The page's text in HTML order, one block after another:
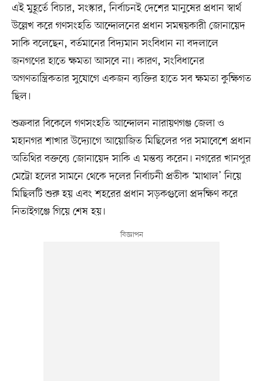
এই মুহূর্তে বিচার, সংস্কার, নির্বাচনই দেশের মানুষের প্রধান স্বার্থ
উল্লেখ করে গণসংহতি আন্দোলনের প্রধান সমন্বয়কারী জোনায়েদ
সাকি বলেছেন, বর্তমানের বিদ্যমান সংবিধান না বদলালে
জনগণের হাতে ক্ষমতা আসবে না। কারণ, সংবিধানের
অগণতান্ত্রিকতার সুযোগে একজন ব্যক্তির হাতে সব ক্ষমতা কুক্ষিগত
ছিল।
শুক্রবার বিকেলে গণসংহতি আন্দোলন নারায়ণগঞ্জ জেলা ও
মহানগর শাখার উদ্যোগে আয়োজিত মিছিলের পর সমাবেশে প্রধান
অতিথির বক্তব্যে জোনায়েদ সাকি এ মন্তব্য করেন। ​নগরের খানপুর
মেট্রো হলের সামনে থেকে দলের নির্বাচনী প্রতীক ‘মাথাল’ নিয়ে
মিছিলটি শুরু হয় এবং শহরের প্রধান সড়কগুলো প্রদক্ষিণ করে
নিতাইগঞ্জে গিয়ে শেষ হয়।